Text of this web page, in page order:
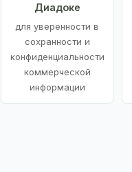
Диадоке
для уверенности в
сохранности и
конфиденциальности
коммерческой
информации